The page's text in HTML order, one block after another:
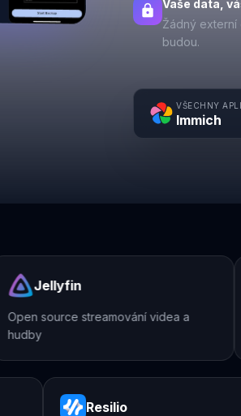
lock
Vaše data,
Žádný externí
budou.
VŠECHNY
Immich
Jellyfin
source streamování videa a
Resilio